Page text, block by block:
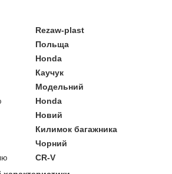
Rezaw-plast
Польща
Honda
Каучук
Модельний
Honda
Новий
Килимок багажника
Чорний
CR-V